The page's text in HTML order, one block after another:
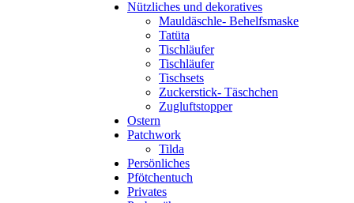
Nützliches und dekoratives
Mauldäschle- Behelfsmaske
Tatüta
Tischläufer
Tischläufer
Tischsets
Zuckerstick- Täschchen
Zugluftstopper
Ostern
Patchwork
Tilda
Persönliches
Pfötchentuch
Privates